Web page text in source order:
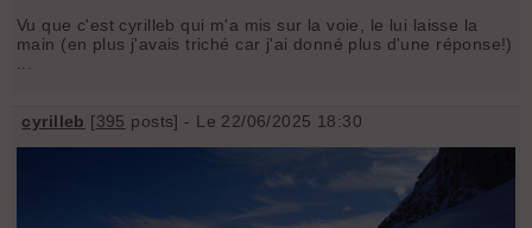
Vu que c'est cyrilleb qui m'a mis sur la voie, le lui laisse la
main (en plus j'avais triché car j'ai donné plus d'une réponse!)
cyrilleb [395 posts] - Le 22/06/2025 18:30